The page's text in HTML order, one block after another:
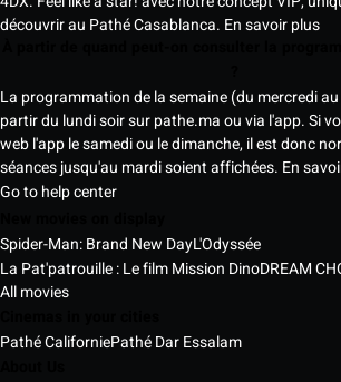
découvrir au Pathé Casablanca. En savoir plus
La programmation de la semaine (du mercredi
partir du lundi soir sur pathe.ma ou via l'app. Si
web l'app le samedi ou le dimanche, il est donc
séances jusqu'au mardi soient affichées. En
Go to help center
Spider-Man: Brand New DayL'Odyssée
La Pat'patrouille : Le film Mission Dino
All movies
Pathé CaliforniePathé Dar Essalam